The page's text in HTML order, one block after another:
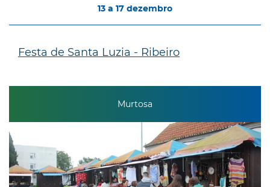
13 a 17 dezembro
Festa de Santa Luzia - Ribeiro
Murtosa